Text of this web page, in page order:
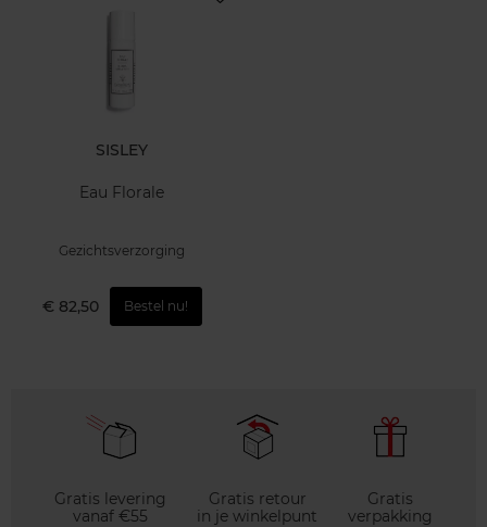
SISLEY
Eau Florale
Gezichtsverzorging
€ 82,50 Bestel nu!
Gratis levering
vanaf €55
Gratis retour
in je winkelpunt
Gratis
verpakking